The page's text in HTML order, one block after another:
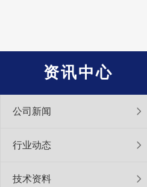
资讯中心
公司新闻
行业动态
技术资料